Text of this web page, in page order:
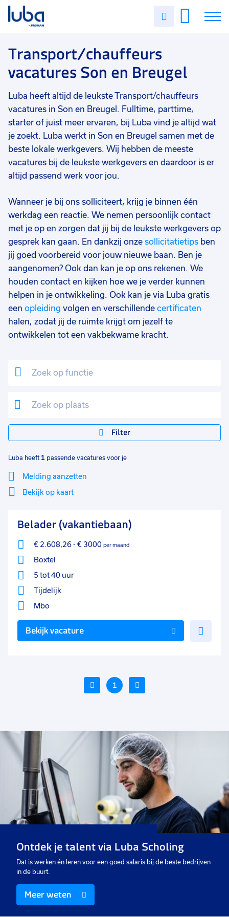
Uren
Vacatures
Over ons
Voor werkgevers
Contact
Transport/chauffeurs
vacatures Son en Breugel
Luba heeft altijd de leukste Transport/chauffeurs
vacatures in Son en Breugel. Fulltime, parttime,
starter of juist meer ervaren, bij Luba vind je altijd wat
je zoekt. Luba werkt in Son en Breugel samen met de
beste lokale werkgevers. Wij hebben de meeste
vacatures bij de leukste werkgevers en daardoor is er
altijd passend werk voor jou.
Wanneer je bij ons solliciteert, krijg je binnen één
werkdag een reactie. We nemen persoonlijk contact
met je op en zorgen dat jij bij de leukste werkgevers op
gesprek kan gaan. En dankzij onze sollicitatietips ben
jij goed voorbereid voor jouw nieuwe baan. Ben je
aangenomen? Ook dan kan je op ons rekenen. We
houden contact en kijken hoe we je verder kunnen
helpen in je ontwikkeling. Ook kan je via Luba gratis
een opleiding volgen en verschillende certificaten
halen, zodat jij de ruimte krijgt om jezelf te
ontwikkelen tot een vakbekwame kracht.
Filter
Filter vacatures
Vakgebied 0
Transport/chauffeurs
Opleidingsniveau
Tijdelijk 1
Uren per week 0
37 - 40+ uur 1
0 - 8 uur 1
Luba heeft 1 passende vacatures voor je
Melding aanzetten
Bekijk op kaart
Filter
Sluiten
Belader (vakantiebaan)
€ 2.608,26- € 3000 per maand
Boxtel
5 tot 40 uur
Tijdelijk
Mbo
Bekijk vacature
Vorige
1
Voeg
toe
aan
favorieten
Belader (vakantiebaan)
5 tot 40 uur
Tijdelijk
Ontdek je talent via Luba Scholing
Dat is werken én leren voor een goed salaris bij de beste bedrijven
in de buurt.
Meer weten